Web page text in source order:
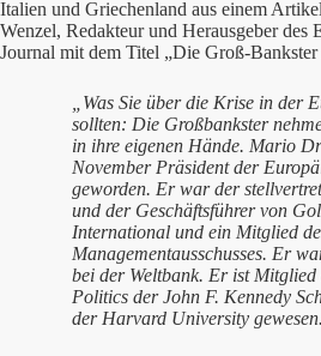
Italien und Griechenland aus einem
Wenzel, Redakteur und Herausgeber des
Journal mit dem Titel „Die Groß-Bankster
„Was Sie über die Krise in der
sollten: Die Großbankster
in ihre eigenen Hände. Mario
November Präsident der
geworden. Er war der
und der Geschäftsführer von
International und ein Mitglied
Managementausschusses. Er
bei der Weltbank. Er ist Mitglied
Politics der John F. Kennedy
der Harvard University gewesen.